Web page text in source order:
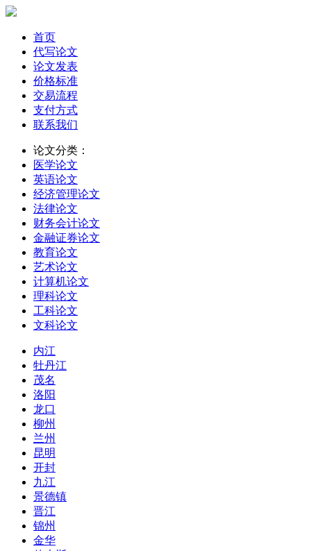
首页
代写论文
论文发表
价格标准
交易流程
支付方式
联系我们
论文分类：
医学论文
英语论文
经济管理论文
法律论文
财务会计论文
金融证券论文
教育论文
艺术论文
计算机论文
理科论文
工科论文
文科论文
内江
牡丹江
茂名
洛阳
龙口
柳州
兰州
昆明
开封
九江
景德镇
晋江
锦州
金华